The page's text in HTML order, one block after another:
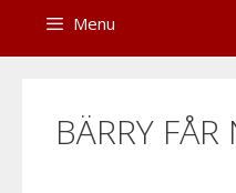
Menu
BÄRRY